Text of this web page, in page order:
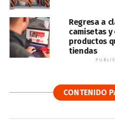
Regresa a
camisetas
productos
tiendas
CONTENIDO